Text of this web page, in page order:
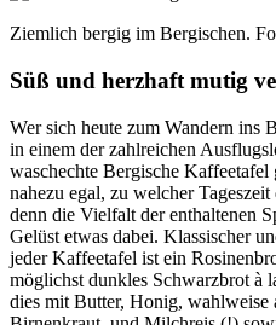
Ziemlich bergig im Bergischen.
Süß und herzhaft mutig
Wer sich heute zum Wandern ins
in einem der zahlreichen
waschechte Bergische
nahezu egal, zu welcher
denn die Vielfalt der enthaltenen
Gelüst etwas dabei. Klassischer
jeder Kaffeetafel ist ein
möglichst dunkles Schwarzbrot à
dies mit Butter, Honig, wahlweise